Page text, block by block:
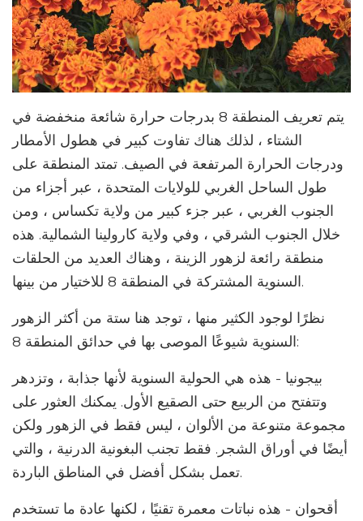
يتم تعريف المنطقة 8 بدرجات حرارة شائعة منخفضة في
الشتاء ، لذلك هناك تفاوت كبير في هطول الأمطار
ودرجات الحرارة المرتفعة في الصيف. تمتد المنطقة على
طول الساحل الغربي للولايات المتحدة ، عبر أجزاء من
الجنوب الغربي ، عبر جزء كبير من ولاية تكساس ، ومن
خلال الجنوب الشرقي ، وفي ولاية كارولينا الشمالية. هذه
منطقة رائعة لزهور الزينة ، وهناك العديد من الحلقات
السنوية المشتركة في المنطقة 8 للاختيار من بينها.
نظرًا لوجود الكثير منها ، توجد هنا ستة من أكثر الزهور
السنوية شيوعًا الموصى بها في حدائق المنطقة 8:
بيجونيا - هذه هي الحولية السنوية لأنها جذابة ، وتزدهر
وتتفتح من الربيع حتى الصقيع الأول. يمكنك العثور على
مجموعة متنوعة من الألوان ، ليس فقط في الزهور ولكن
أيضًا في أوراق الشجر. فقط تجنب البغونية الدرنية ، والتي
تعمل بشكل أفضل في المناطق الباردة.
أقحوان - هذه نباتات معمرة تقنيًا ، لكنها عادة ما تستخدم